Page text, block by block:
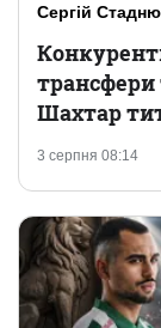
Сергій
3 серпня 08:14
трансфери
Шахтар